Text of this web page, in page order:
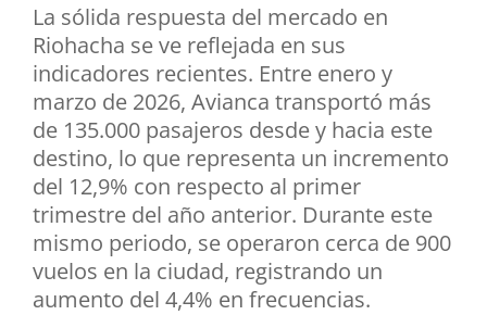
La sólida respuesta del mercado en
Riohacha se ve reflejada en sus
indicadores recientes. Entre enero y
marzo de 2026, Avianca transportó más
de 135.000 pasajeros desde y hacia este
destino, lo que representa un incremento
del 12,9% con respecto al primer
trimestre del año anterior. Durante este
mismo periodo, se operaron cerca de 900
vuelos en la ciudad, registrando un
aumento del 4,4% en frecuencias.